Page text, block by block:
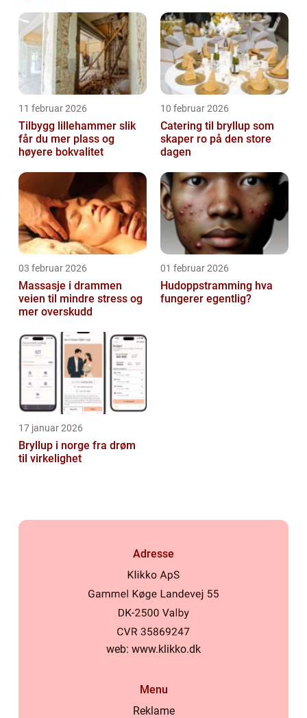
11 februar 2026
Tilbygg lillehammer slik
får du mer plass og
høyere bokvalitet
10 februar 2026
Catering til bryllup som
skaper ro på den store
dagen
03 februar 2026
Massasje i drammen
veien til mindre stress og
mer overskudd
01 februar 2026
Hudoppstramming hva
fungerer egentlig?
17 januar 2026
Bryllup i norge fra drøm
til virkelighet
Adresse
web: www.klikko.dk
Menu
Reklame